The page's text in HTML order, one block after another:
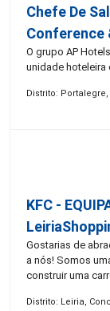
Chefe De
Conference
O grupo AP
unidade hoteleira
Distrito:
KFC -
Gostarias de
a nós! Somos
construir uma
Distrito: Leiria,